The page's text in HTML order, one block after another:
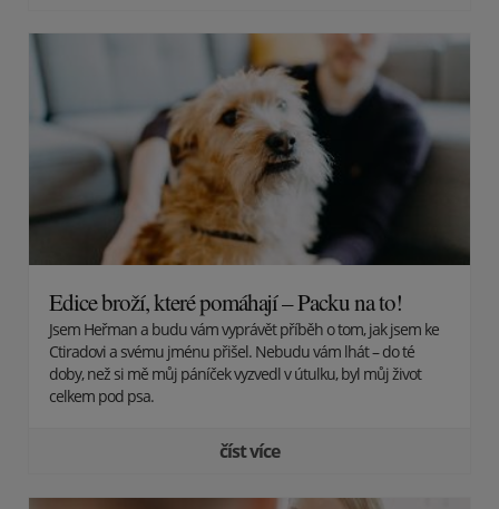
Edice broží, které pomáhají – Packu na to!
Jsem Heřman a budu vám vyprávět příběh o tom, jak jsem ke
Ctiradovi a svému jménu přišel. Nebudu vám lhát – do té
doby, než si mě můj páníček vyzvedl v útulku, byl můj život
celkem pod psa.
číst více